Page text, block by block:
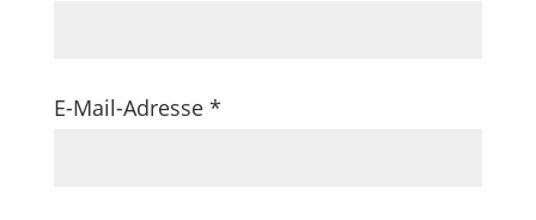
E-Mail-Adresse *